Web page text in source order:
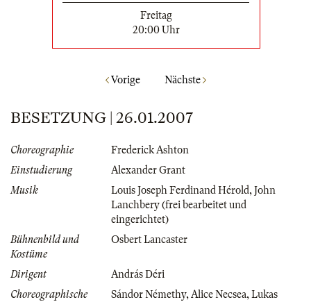
Freitag
20:00 Uhr
Vorige Nächste
BESETZUNG | 26.01.2007
Choreographie
Frederick Ashton
Einstudierung
Alexander Grant
Musik
Louis Joseph Ferdinand Hérold, John
Lanchbery (frei bearbeitet und
eingerichtet)
Bühnenbild und
Kostüme
Osbert Lancaster
Dirigent
András Déri
Choreographische
Sándor Némethy, Alice Necsea, Lukas